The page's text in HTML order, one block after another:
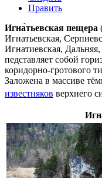
Править
Игна́тьевская пещера
Игнатьевская,
Игнатиевская,
педставляет собой
коридорно-гротового
Заложена в массиве
известняков верхнего